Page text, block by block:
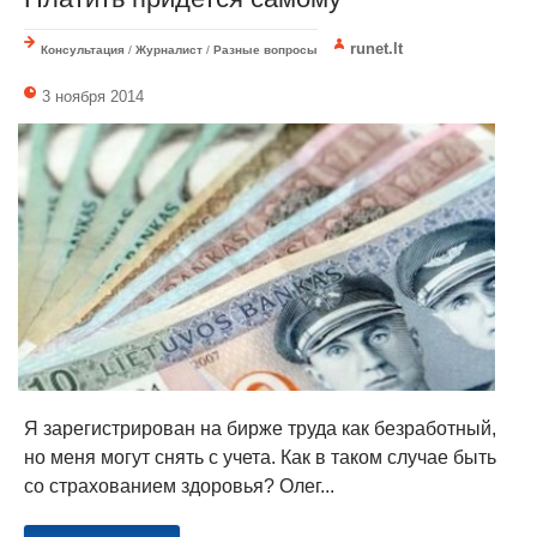
Консультация / Журналист / Разные вопросы runet.lt
3 ноября 2014
Я зарегистрирован на бирже труда как безработный,
но меня могут снять с учета. Как в таком случае быть
со страхованием здоровья? Олег...